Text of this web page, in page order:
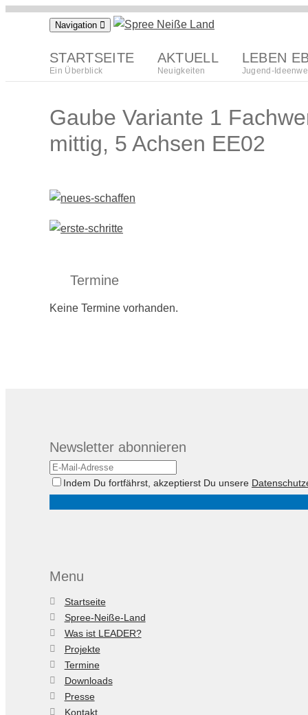
Navigation
STARTSEITE
Ein Überblick
AKTUELL
Neuigkeiten
LEBEN
Jugend-
Gaube Variante 1
mittig, 5 Achsen EE02
Termine
Keine Termine vorhanden.
Newsletter abonnieren
Indem Du fortfährst, akzeptierst Du unsere
Menu
Startseite
Spree-Neiße-Land
Was ist LEADER?
Projekte
Termine
Downloads
Presse
Kontakt